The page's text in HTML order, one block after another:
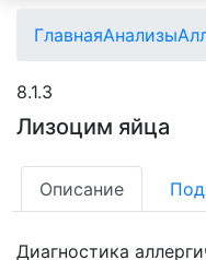
ГлавнаяАнализы
8.1.3
Лизоцим яйца
Описание
Диагностика